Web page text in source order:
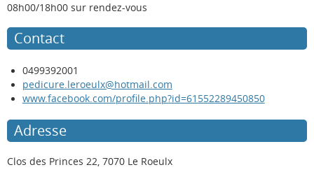
08h00/18h00 sur rendez-vous
Contact
0499392001
pedicure.leroeulx@hotmail.com
www.facebook.com/profile.php?id=61552289450850
Adresse
Clos des Princes 22, 7070 Le Roeulx